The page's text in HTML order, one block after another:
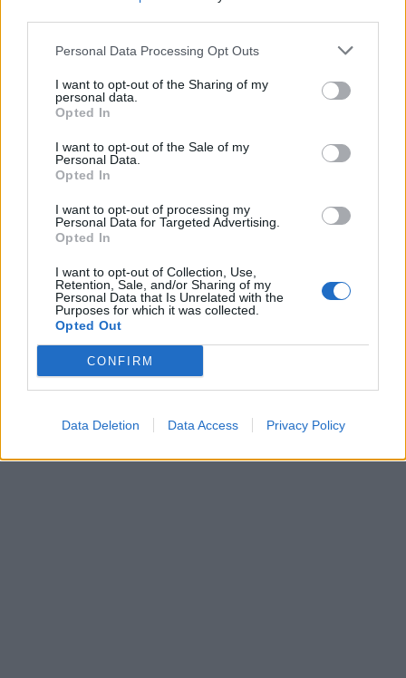
Personal Data Processing Opt Outs
I want to opt-out of the Sharing of my
personal data.
Opted In
I want to opt-out of the Sale of my
Personal Data.
Opted In
I want to opt-out of processing my
Personal Data for Targeted Advertising.
Opted In
I want to opt-out of Collection, Use,
Retention, Sale, and/or Sharing of my
Personal Data that Is Unrelated with the
Purposes for which it was collected.
Opted Out
CONFIRM
Data Deletion Data Access Privacy Policy